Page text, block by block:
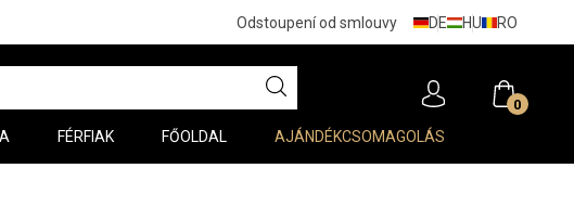
Odstoupení od smlouvy DE HU RO
0
FÉRFIAK FŐOLDAL AJÁNDÉKCSOMAGOLÁS